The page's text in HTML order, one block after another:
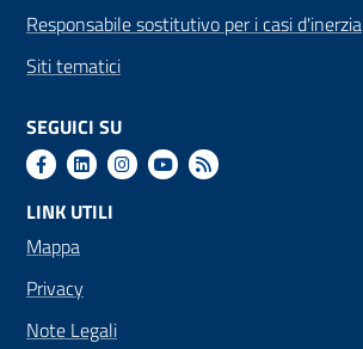
Responsabile sostitutivo per i casi d'inerzia
Siti tematici
SEGUICI SU
LINK UTILI
Mappa
Privacy
Note Legali